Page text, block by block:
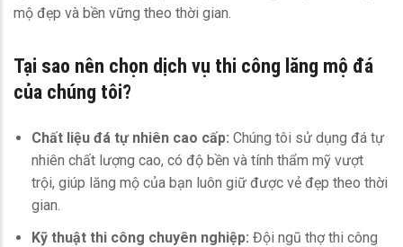
mộ đẹp và bền vững theo thời gian.
Tại sao nên chọn dịch vụ thi công lăng mộ đá
của chúng tôi?
Chất liệu đá tự nhiên cao cấp: Chúng tôi sử dụng đá tự
nhiên chất lượng cao, có độ bền và tính thẩm mỹ vượt
trội, giúp lăng mộ của bạn luôn giữ được vẻ đẹp theo thời
gian.
Kỹ thuật thi công chuyên nghiệp: Đội ngũ thợ thi công